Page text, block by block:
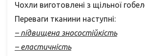
Чохли виготовлені з щільної
Переваги тканини наступні:
– підвищена зносостійкість
– еластичність